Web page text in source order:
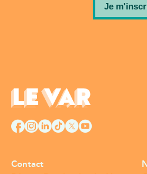
Je
Contact